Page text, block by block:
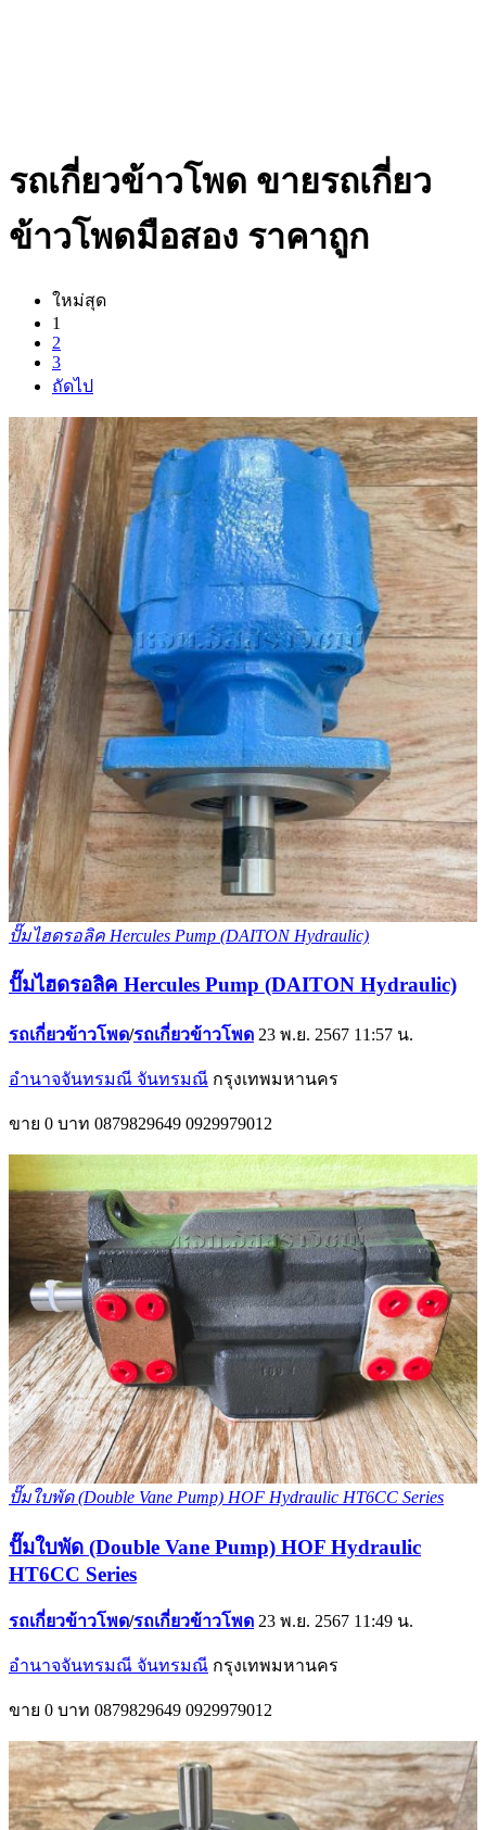
รถเกี่ยวข้าวโพด ขายรถเกี่ยว
ข้าวโพดมือสอง ราคาถูก
ใหม่สุด
1
2
3
ถัดไป
ปั๊มไฮดรอลิค Hercules Pump (DAITON Hydraulic)
ปั๊มไฮดรอลิค Hercules Pump (DAITON Hydraulic)
รถเกี่ยวข้าวโพด/รถเกี่ยวข้าวโพด 23 พ.ย. 2567 11:57 น.
อำนาจจันทรมณี จันทรมณี กรุงเทพมหานคร
ขาย 0 บาท 0879829649 0929979012
ปั๊มใบพัด (Double Vane Pump) HOF Hydraulic HT6CC Series
ปั๊มใบพัด (Double Vane Pump) HOF Hydraulic
HT6CC Series
รถเกี่ยวข้าวโพด/รถเกี่ยวข้าวโพด 23 พ.ย. 2567 11:49 น.
อำนาจจันทรมณี จันทรมณี กรุงเทพมหานคร
ขาย 0 บาท 0879829649 0929979012